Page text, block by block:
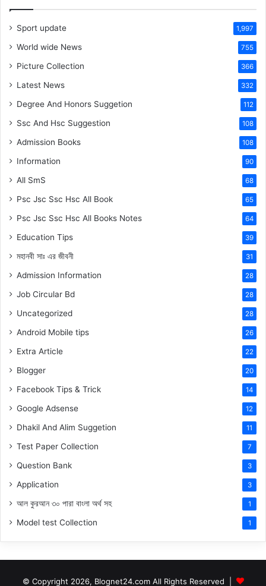
Sport update 1,997
World wide News 755
Picture Collection 366
Latest News 332
Degree And Honors Suggetion 112
Ssc And Hsc Suggestion 108
Admission Books 108
Information 90
All SmS 68
Psc Jsc Ssc Hsc All Book 65
Psc Jsc Ssc Hsc All Books Notes 64
Education Tips 39
মহানবী সাঃ এর জীবনী 31
Admission Information 28
Job Circular Bd 28
Uncategorized 28
Android Mobile tips 26
Extra Article 22
Blogger 20
Facebook Tips & Trick 14
Google Adsense 12
Dhakil And Alim Suggetion 11
Test Paper Collection 7
Question Bank 3
Application 3
আল কুরআন ৩০ পারা বাংলা অর্থ সহ 1
Model test Collection 1
© Copyright 2026, Blognet24.com All Rights Reserved |